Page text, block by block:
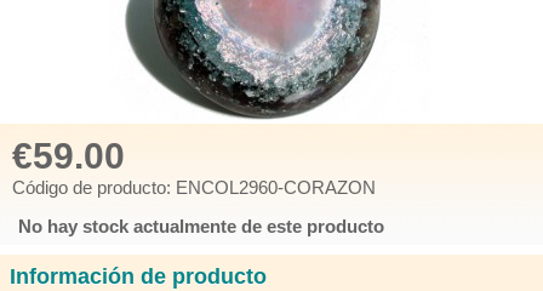
€59.00
Código de producto: ENCOL2960-CORAZON
No hay stock actualmente de este producto
Información de producto